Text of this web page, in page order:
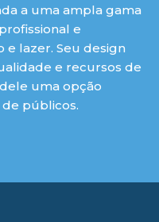
a uma ampla gama
e
lazer. Seu design
e recursos de
uma opção
públicos.